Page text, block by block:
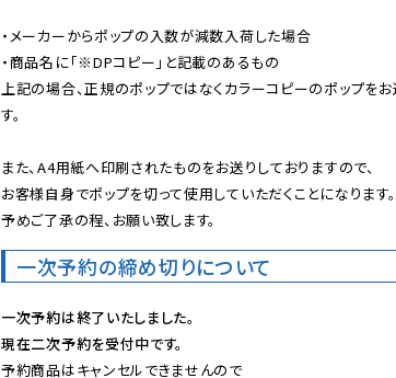
・メーカーからポップの入数が減数入荷した場合
・商品名に「※DPコピー」と記載のあるもの
上記の場合、正規のポップではなくカラーコピーのポップをお
す。
また、A4用紙へ印刷されたものをお送りしておりますので、
お客様自身でポップを切って使用していただくことになります。
予めご了承の程、お願い致します。
一次予約の締め切りについて
一次予約は終了いたしました。
現在二次予約を受付中です。
予約商品はキャンセルできませんので